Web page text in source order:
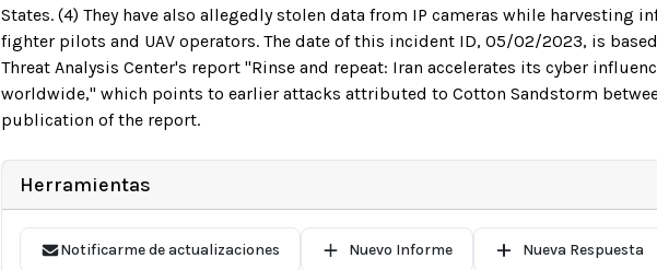
States. (4) They have also allegedly stolen data from IP cameras while harvesting
fighter pilots and UAV operators. The date of this incident ID, 05/02/2023, is
Threat Analysis Center's report "Rinse and repeat: Iran accelerates its cyber
worldwide," which points to earlier attacks attributed to Cotton Sandstorm
publication of the report.
Herramientas
Notificarme de actualizaciones Nuevo Informe Nueva Respuesta